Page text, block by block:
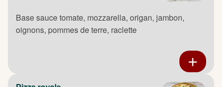
Base sauce tomate, mozzarella, origan, jambon,
oignons, pommes de terre, raclette